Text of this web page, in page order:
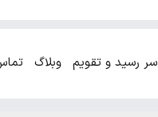
سر رسید و تقویم وبلاگ